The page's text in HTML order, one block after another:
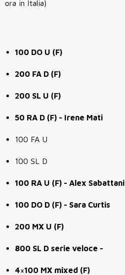
ora in Italia)
100 DO U (F)
200 FA D (F)
200 SL U (F)
50 RA D (F) - Irene Mati
100 FA U
100 SL D
100 RA U (F) - Alex Sabattani
100 DO D (F) - Sara Curtis
200 MX U (F)
800 SL D serie veloce -
4×100 MX mixed (F)